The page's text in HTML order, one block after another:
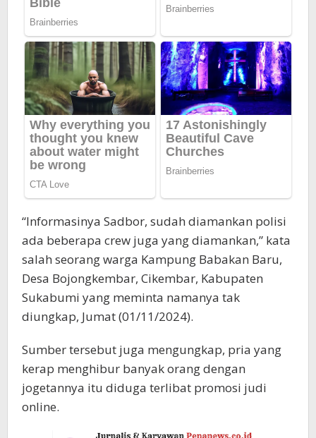
“Informasinya Sadbor, sudah diamankan polisi
ada beberapa crew juga yang diamankan,” kata
salah seorang warga Kampung Babakan Baru,
Desa Bojongkembar, Cikembar, Kabupaten
Sukabumi yang meminta namanya tak
diungkap, Jumat (01/11/2024).
Sumber tersebut juga mengungkap, pria yang
kerap menghibur banyak orang dengan
jogetannya itu diduga terlibat promosi judi
online.